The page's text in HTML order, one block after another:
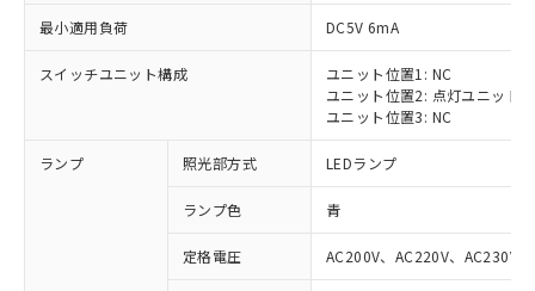
最小適用負荷 DC5V 6mA
スイッチユニット構成
ユニット位置1: NC
ユニット位置2: 点灯ユニット
ユニット位置3: NC
ランプ 照光部方式 LEDランプ
ランプ色 青
定格電圧 AC200V、AC220V、AC230V